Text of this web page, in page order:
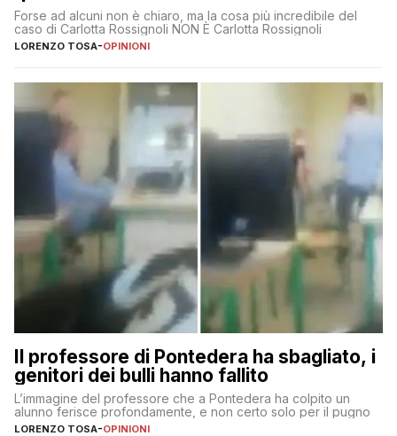
Forse ad alcuni non è chiaro, ma la cosa più incredibile del
caso di Carlotta Rossignoli NON È Carlotta Rossignoli
LORENZO TOSA-OPINIONI
Il professore di Pontedera ha sbagliato, i
genitori dei bulli hanno fallito
L’immagine del professore che a Pontedera ha colpito un
alunno ferisce profondamente, e non certo solo per il pugno
LORENZO TOSA-OPINIONI